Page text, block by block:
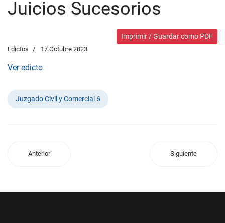
Juicios Sucesorios
Imprimir / Guardar como PDF
Edictos 17 Octubre 2023
Ver edicto
Juzgado Civil y Comercial 6
Anterior Siguiente